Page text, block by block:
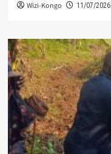
Wizi-Kongo 11/07/2026